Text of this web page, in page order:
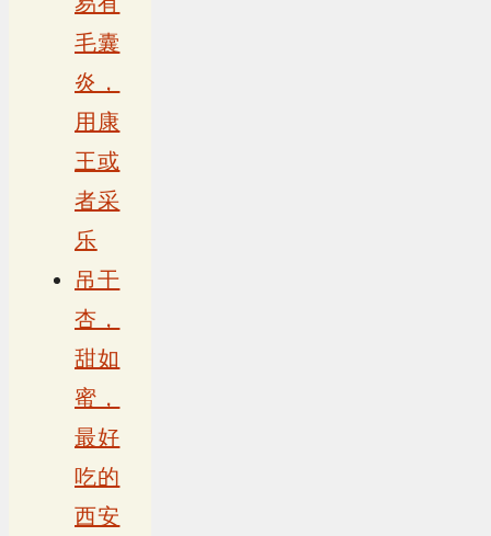
毛囊
炎，
用康
王或
者采
乐
吊干
杏，
甜如
蜜，
最好
吃的
西安